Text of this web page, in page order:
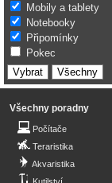
Mobily a tablety
Notebooky
Připomínky
Pokec
Všechny poradny
Počítače
Teraristika
Akvaristika